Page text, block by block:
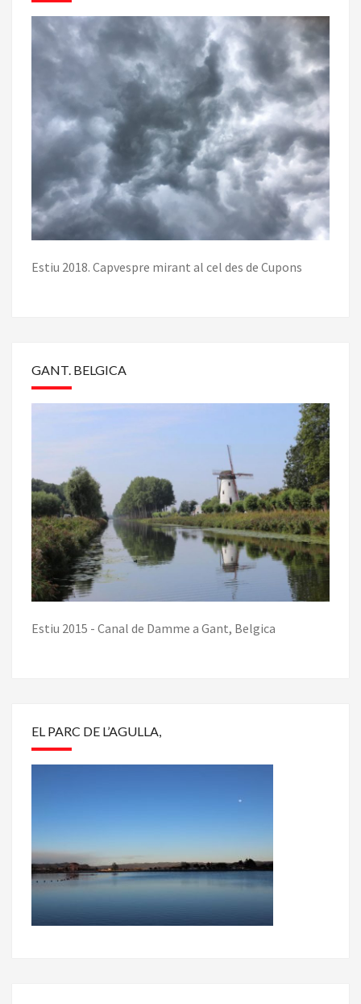
Estiu 2018. Capvespre mirant al cel des de Cupons
GANT. BELGICA
Estiu 2015 - Canal de Damme a Gant, Belgica
EL PARC DE L’AGULLA,